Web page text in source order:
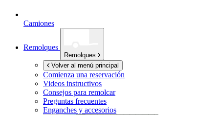
Camiones
Remolques
Remolques
Volver al menú principal
Comienza una reservación
Videos instructivos
Consejos para remolcar
Preguntas frecuentes
Enganches y accesorios